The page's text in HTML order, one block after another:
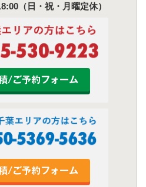
（日・祝・月曜定休）